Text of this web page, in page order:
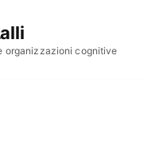
organizzazioni cognitive